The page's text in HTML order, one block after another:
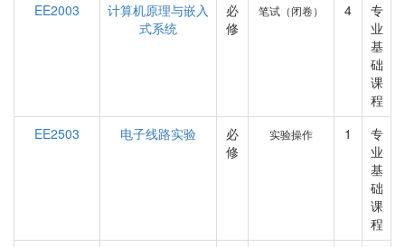
EE2003
计算机原理与嵌入
式系统
必
修
笔试（闭卷） 4
专
业
基
础
课
程
EE2503
电子线路实验
必
修
实验操作 1
专
业
基
础
课
程